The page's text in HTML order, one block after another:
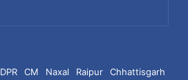
DPR CM Naxal Raipur Chhattisgarh